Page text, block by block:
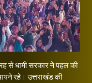
से धामी सरकार ने पहल की
रहे। उत्तराखंड की